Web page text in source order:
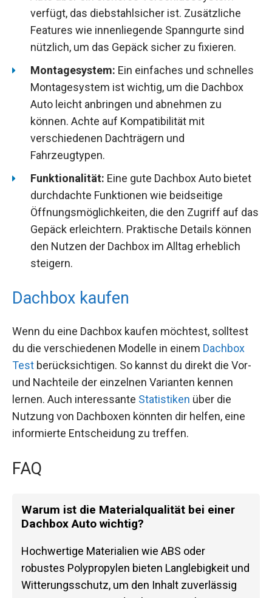
verfügt, das diebstahlsicher ist. Zusätzliche
Features wie innenliegende Spanngurte sind
nützlich, um das Gepäck sicher zu fixieren.
Montagesystem: Ein einfaches und schnelles
Montagesystem ist wichtig, um die Dachbox
Auto leicht anbringen und abnehmen zu
können. Achte auf Kompatibilität mit
verschiedenen Dachträgern und
Fahrzeugtypen.
Funktionalität: Eine gute Dachbox Auto bietet
durchdachte Funktionen wie beidseitige
Öffnungsmöglichkeiten, die den Zugriff auf das
Gepäck erleichtern. Praktische Details können
den Nutzen der Dachbox im Alltag erheblich
steigern.
Dachbox kaufen
Wenn du eine Dachbox kaufen möchtest, solltest
du die verschiedenen Modelle in einem Dachbox
Test berücksichtigen. So kannst du direkt die Vor-
und Nachteile der einzelnen Varianten kennen
lernen. Auch interessante Statistiken über die
Nutzung von Dachboxen könnten dir helfen, eine
informierte Entscheidung zu treffen.
FAQ
Warum ist die Materialqualität bei einer
Dachbox Auto wichtig?
Hochwertige Materialien wie ABS oder
robustes Polypropylen bieten Langlebigkeit und
Witterungsschutz, um den Inhalt zuverlässig